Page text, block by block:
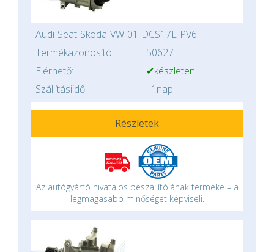
Audi-Seat-Skoda-VW-01-DCS17E-PV6
Termékazonosító:
50627
Elérhető:
✔készleten
Szállításiidő:
1nap
Részletek
Az autógyártó hivatalos beszállítójának terméke – a
legmagasabb minőséget képviseli.